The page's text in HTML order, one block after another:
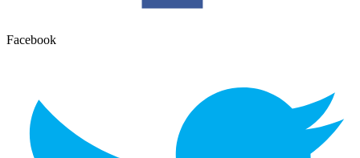
Facebook